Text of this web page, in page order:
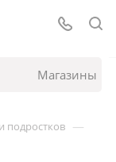
Магазины
подростков —